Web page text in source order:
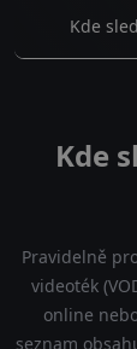
Kde
Kde
Pravidelně
videoték
online
seznam